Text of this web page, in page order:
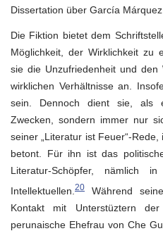
Dissertation über García
Die Fiktion bietet dem
Möglichkeit, der Wirklichkeit zu
sie die Unzufriedenheit und
wirklichen Verhältnisse an.
sein. Dennoch dient sie, als
Zwecken, sondern immer nur
seiner „Literatur ist Feuer“-
betont. Für ihn ist das
Literatur-Schöpfer, nämlich
Intellektuellen. 20
Während
Kontakt mit Unterstüztern
perunaische Ehefrau von Che